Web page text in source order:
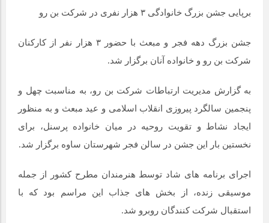
برپایی جشن بزرگ خانوادگی ۳ هزار نفری در شرکت بن رو
جشن بزرگ دهه فجر و مبعث با حضور ۳ هزار نفر از کارکنان
شرکت بن رو‌ و خانواده آنان برگزار شد.
به گزارش مدیریت ارتباطات شرکت بن رو، به مناسبت چهل و
پنجمین سالگرد پیروزی انقلاب اسلامی و عید مبعث و به منظور
ایجاد نشاط و تقویت روحیه در میان خانواده پرسنل، برای
نخستین بار این جشن در سالن فجر شهرستان ساوه برگزار شد.
اجرای برنامه های شاد توسط هنرمندان مطرح کشور از جمله
موسیقی زنده، از بخش های جذاب این مراسم بود که با
استقبال شرکت کنندگان روبرو شد.